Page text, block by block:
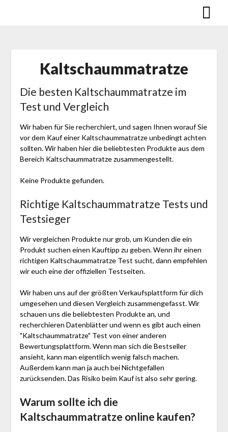
Kaltschaummatratze
Die besten Kaltschaummatratze im
Test und Vergleich
Wir haben für Sie recherchiert, und sagen Ihnen worauf Sie
vor dem Kauf einer Kaltschaummatratze unbedingt achten
sollten. Wir haben hier die beliebtesten Produkte aus dem
Bereich Kaltschaummatratze zusammengestellt.
Keine Produkte gefunden.
Richtige Kaltschaummatratze Tests und
Testsieger
Wir vergleichen Produkte nur grob, um Kunden die ein
Produkt suchen einen Kauftipp zu geben. Wenn ihr einen
richtigen Kaltschaummatratze Test sucht, dann empfehlen
wir euch eine der offiziellen Testseiten.
Wir haben uns auf der größten Verkaufsplattform für dich
umgesehen und diesen Vergleich zusammengefasst. Wir
schauen uns die beliebtesten Produkte an, und
recherchieren Datenblätter und wenn es gibt auch einen
"Kaltschaummatratze" Test von einer anderen
Bewertungsplattform. Wenn man sich die Bestseller
ansieht, kann man eigentlich wenig falsch machen.
Außerdem kann man ja auch bei Nichtgefallen
zurücksenden. Das Risiko beim Kauf ist also sehr gering.
Warum sollte ich die
Kaltschaummatratze online kaufen?